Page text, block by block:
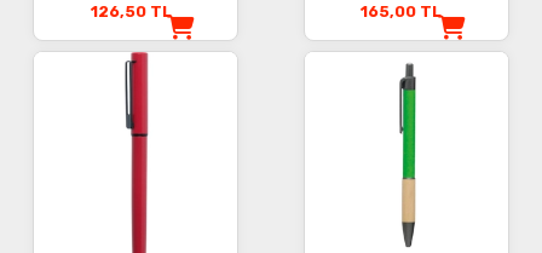
126,50 TL 165,00 TL